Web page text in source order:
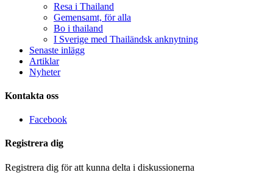
Resa i Thailand
Gemensamt, för alla
Bo i thailand
I Sverige med Thailändsk anknytning
Senaste inlägg
Artiklar
Nyheter
Kontakta oss
Facebook
Registrera dig
Registrera dig för att kunna delta i diskussionerna